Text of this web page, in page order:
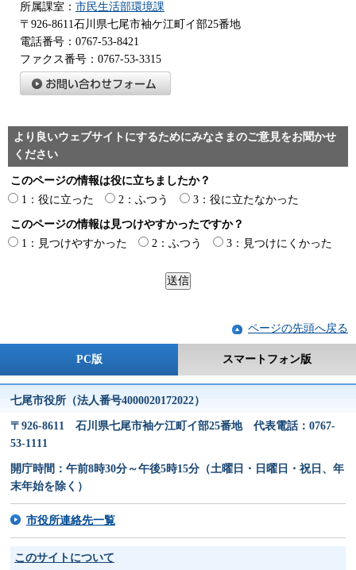
所属課室： 市民生活部環境課
〒926-8611石川県七尾市袖ケ江町イ部25番地
電話番号：0767-53-8421
ファクス番号：0767-53-3315
より良いウェブサイトにするためにみなさまのご意見をお聞かせ
ください
このページの情報は役に立ちましたか？
1：役に立った
2：ふつう 3：役に立たなかった
このページの情報は見つけやすかったですか？
1：見つけやすかった
2：ふつう 3：見つけにくかった
ページの先頭へ戻る
PC版 スマートフォン版
七尾市役所（法人番号4000020172022）
〒926-8611 石川県七尾市袖ケ江町イ部25番地 代表電話：0767-
53-1111
開庁時間：午前8時30分～午後5時15分（土曜日・日曜日・祝日、年
末年始を除く）
市役所連絡先一覧
このサイトについて